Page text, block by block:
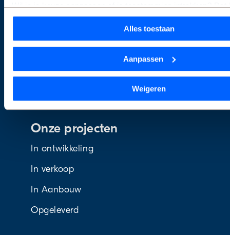
Wil je je keuze aanpassen of je toestemming intrekken? Dat
moment via de link ‘cookieverklaring’ onderaan de pagina.
We werken samen met1 derdedie uw gegevens kunnen
Alles toestaan
Aanpassen
Weigeren
De Alliantie Ontwikkeling
Over ons
Onze projecten
In ontwikkeling
In verkoop
In Aanbouw
Opgeleverd